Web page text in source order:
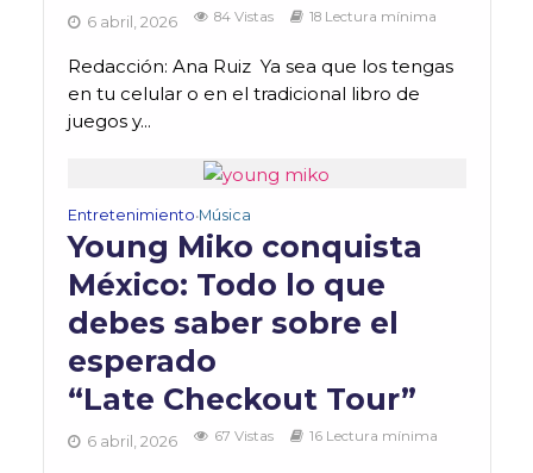
6 abril, 2026 84 Vistas 18 Lectura mínima
Redacción: Ana Ruiz Ya sea que los tengas
en tu celular o en el tradicional libro de
juegos y...
Entretenimiento•Música
Young Miko conquista
México: Todo lo que
debes saber sobre el
esperado
“Late Checkout Tour”
6 abril, 2026 67 Vistas 16 Lectura mínima